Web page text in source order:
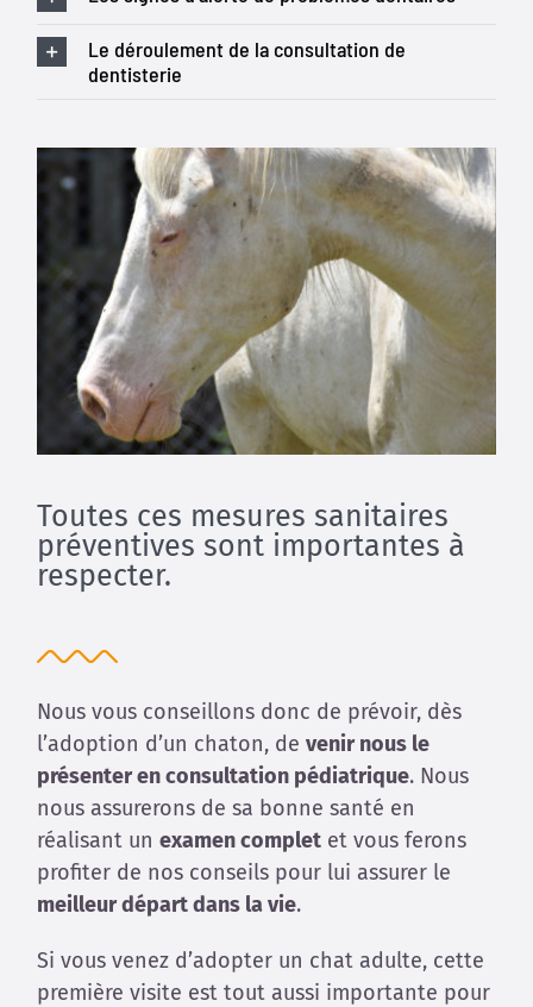
Le déroulement de la consultation de
dentisterie
Toutes ces mesures sanitaires
préventives sont importantes à
respecter.
Nous vous conseillons donc de prévoir, dès
l’adoption d’un chaton, devenir nous le
présenter en consultation pédiatrique. Nous
nous assurerons de sa bonne santé en
réalisant unexamen complet et vous ferons
profiter de nos conseils pour lui assurer le
meilleur départ dans la vie.
Si vous venez d’adopter un chat adulte, cette
première visite est tout aussi importante pour